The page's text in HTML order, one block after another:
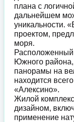
плана с
дальнейшем
уникальности.
проектом,
моря.
Расположенный
Южного района,
панорамы на
находится
«Алексино».
Жилой
дизайном,
применение